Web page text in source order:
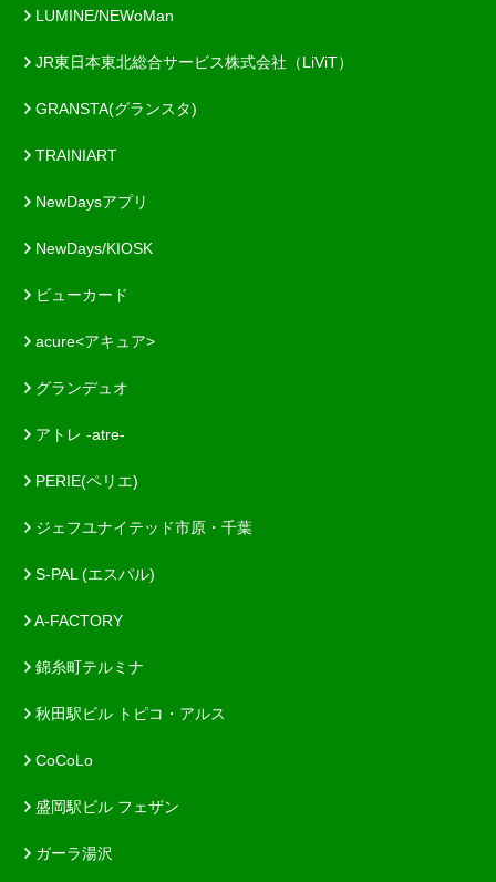
LUMINE/NEWoMan
JR東日本東北総合サービス株式会社（LiViT）
GRANSTA(グランスタ)
TRAINIART
NewDaysアプリ
NewDays/KIOSK
ビューカード
acure<アキュア>
グランデュオ
アトレ -atre-
PERIE(ペリエ)
ジェフユナイテッド市原・千葉
S-PAL (エスパル)
A-FACTORY
錦糸町テルミナ
秋田駅ビル トピコ・アルス
CoCoLo
盛岡駅ビル フェザン
ガーラ湯沢